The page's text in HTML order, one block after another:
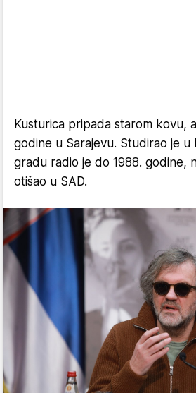
Kusturica pripada starom kovu,
godine u Sarajevu. Studirao je
gradu radio je do 1988. godine,
otišao u SAD.